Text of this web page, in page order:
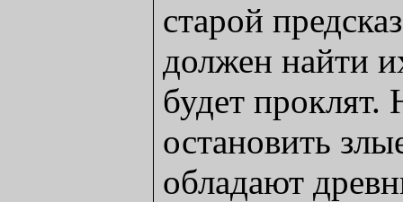
старой
должен найти
будет
остановить
обладают